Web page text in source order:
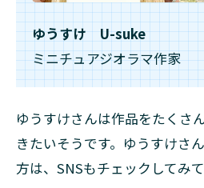
ゆうすけ U-suke
ミニチュアジオラマ作家
ゆうすけさんは作品をたくさ
きたいそうです。ゆうすけさ
方は、SNSもチェックしてみ